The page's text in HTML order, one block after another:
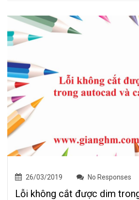
26/03/2019 No Responses
Lỗi không cắt được dim